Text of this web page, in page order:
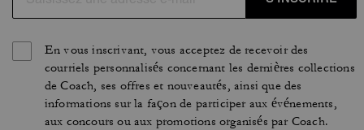
En vous inscrivant, vous acceptez de recevoir des
courriels personnalisés concernant les dernières collections
de Coach, ses offres et nouveautés, ainsi que des
informations sur la façon de participer aux événements,
aux concours ou aux promotions organisés par Coach.